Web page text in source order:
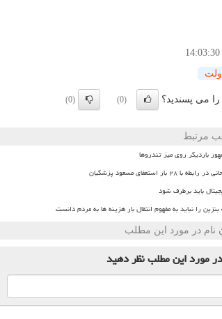
14:03:30
می پسندید؟ (0)
(0)
مرتبط
باردیگر روی میز تندروها
استعفای مسعود پزشکیان
باید برطرف شود
را نباید به مفهوم انتقال بار هزینه ها به مردم دانست
نام در مورد این مطلب
در مورد این مطلبنظر دهید